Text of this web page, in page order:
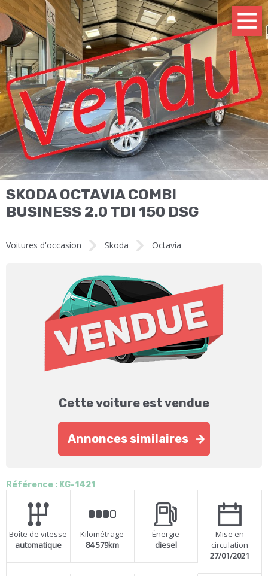
SKODA OCTAVIA COMBI
BUSINESS 2.0 TDI 150 DSG
Voitures d'occasion Skoda Octavia
Cette voiture est vendue
Annonces similaires
Référence : KG-1421
Boîte de vitesse
automatique
Kilométrage
84 579km
Énergie
diesel
Mise en
circulation
27/01/2021